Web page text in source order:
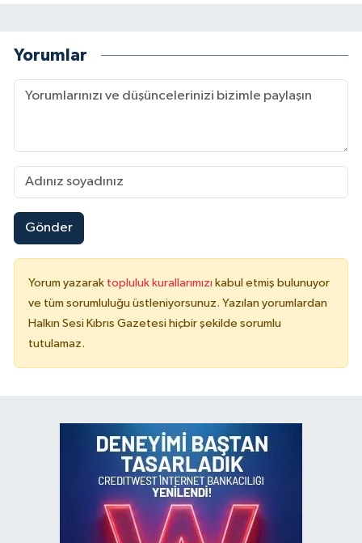
Yorumlar
Gönder
Yorum yazarak topluluk kurallarımızı kabul etmiş bulunuyor
ve tüm sorumluluğu üstleniyorsunuz. Yazılan yorumlardan
Halkın Sesi Kıbrıs Gazetesi hiçbir şekilde sorumlu
tutulamaz.